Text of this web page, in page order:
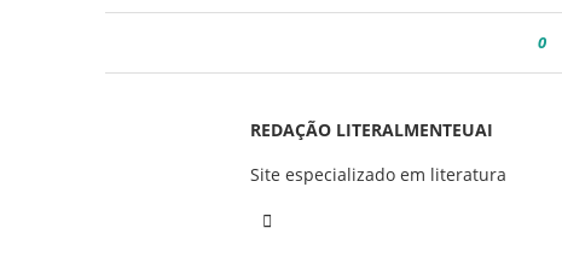
0
REDAÇÃO LITERALMENTEUAI
Site especializado em literatura